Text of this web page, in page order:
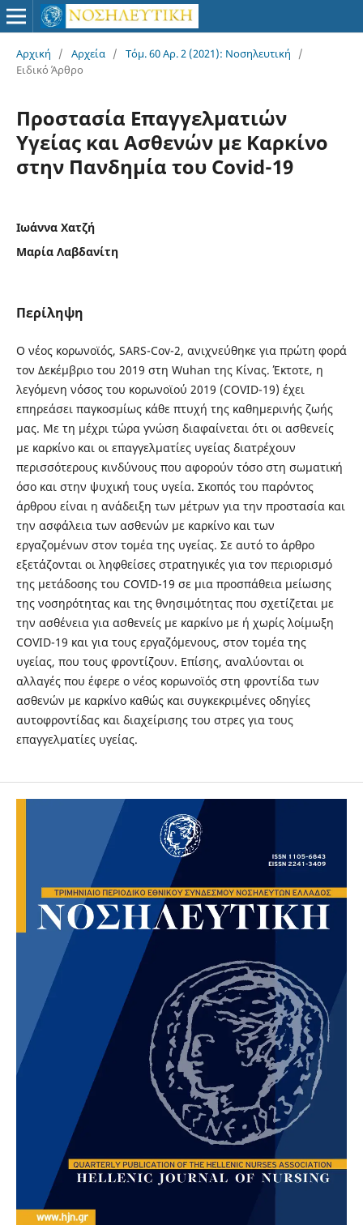
Αρχική / Αρχεία / Τόμ. 60 Αρ. 2 (2021): Νοσηλευτική
/
Ειδικό Άρθρο
Προστασία Eπαγγελματιών
Yγείας και Aσθενών με Kαρκίνο
στην Πανδημία του Covid-19
Ιωάννα Χατζή
Μαρία Λαβδανίτη
Περίληψη
Ο νέος κορωνοϊός, SARS-Cov-2, ανιχνεύθηκε για πρώτη φορά
τον Δεκέμβριο του 2019 στη Wuhan της Κίνας. Έκτοτε, η
λεγόμενη νόσος του κορωνοϊού 2019 (COVID-19) έχει
επηρεάσει παγκοσμίως κάθε πτυχή της καθημερινής ζωής
μας. Με τη μέχρι τώρα γνώση διαφαίνεται ότι οι ασθενείς
με καρκίνο και οι επαγγελματίες υγείας διατρέχουν
περισσότερους κινδύνους που αφορούν τόσο στη σωματική
όσο και στην ψυχική τους υγεία. Σκοπός του παρόντος
άρθρου είναι η ανάδειξη των μέτρων για την προστασία και
την ασφάλεια των ασθενών με καρκίνο και των
εργαζομένων στον τομέα της υγείας. Σε αυτό το άρθρο
εξετάζονται οι ληφθείσες στρατηγικές για τον περιορισμό
της μετάδοσης του COVID-19 σε μια προσπάθεια μείωσης
της νοσηρότητας και της θνησιμότητας που σχετίζεται με
την ασθένεια για ασθενείς με καρκίνο με ή χωρίς λοίμωξη
COVID-19 και για τους εργαζόμενους, στον τομέα της
υγείας, που τους φροντίζουν. Επίσης, αναλύονται οι
αλλαγές που έφερε ο νέος κορωνοϊός στη φροντίδα των
ασθενών με καρκίνο καθώς και συγκεκριμένες οδηγίες
αυτοφροντίδας και διαχείρισης του στρες για τους
επαγγελματίες υγείας.